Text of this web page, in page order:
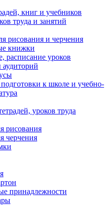
книг и учебников
труда и занятий
рисования и черчения
книжки
расписание уроков
аудиторий
к школе и учебно-
уроков труда
рисования
черчения
принадлежности